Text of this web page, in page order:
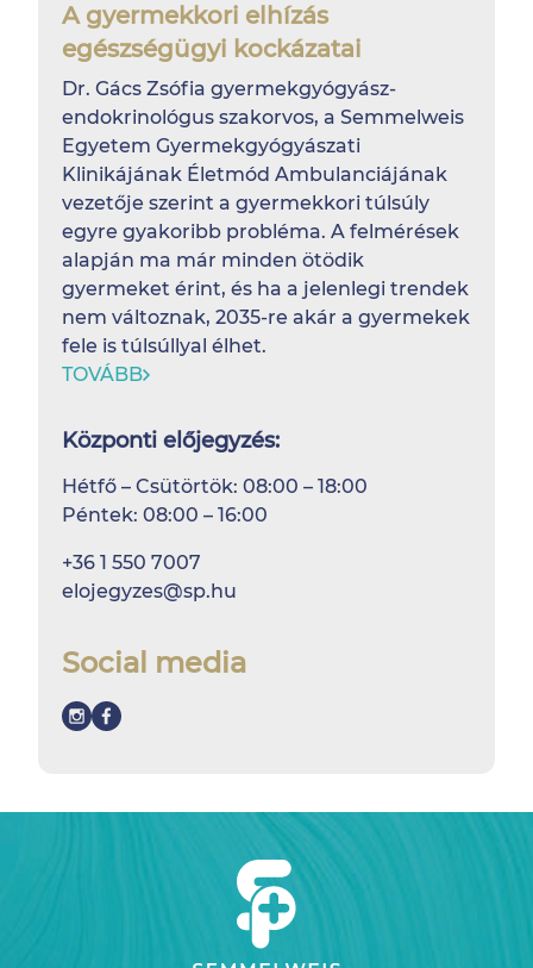
A gyermekkori elhízás
egészségügyi kockázatai
Dr. Gács Zsófia gyermekgyógyász-
endokrinológus szakorvos, a Semmelweis
Egyetem Gyermekgyógyászati
Klinikájának Életmód Ambulanciájának
vezetője szerint a gyermekkori túlsúly
egyre gyakoribb probléma. A felmérések
alapján ma már minden ötödik
gyermeket érint, és ha a jelenlegi trendek
nem változnak, 2035-re akár a gyermekek
fele is túlsúllyal élhet.
TOVÁBB
Központi előjegyzés:
Hétfő – Csütörtök: 08:00 – 18:00
Péntek: 08:00 – 16:00
+36 1 550 7007
elojegyzes@sp.hu
Social media